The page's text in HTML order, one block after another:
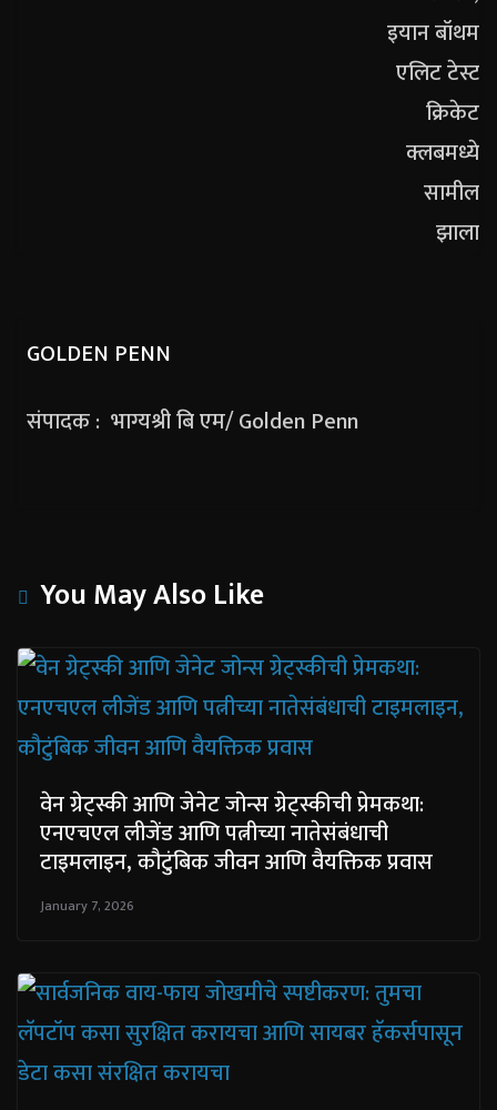
GOLDEN PENN
संपादक : भाग्यश्री बि एम/ Golden Penn
You May Also Like
वेन ग्रेट्स्की आणि जेनेट जोन्स ग्रेट्स्कीची प्रेमकथा:
एनएचएल लीजेंड आणि पत्नीच्या नातेसंबंधाची
टाइमलाइन, कौटुंबिक जीवन आणि वैयक्तिक प्रवास
January 7, 2026